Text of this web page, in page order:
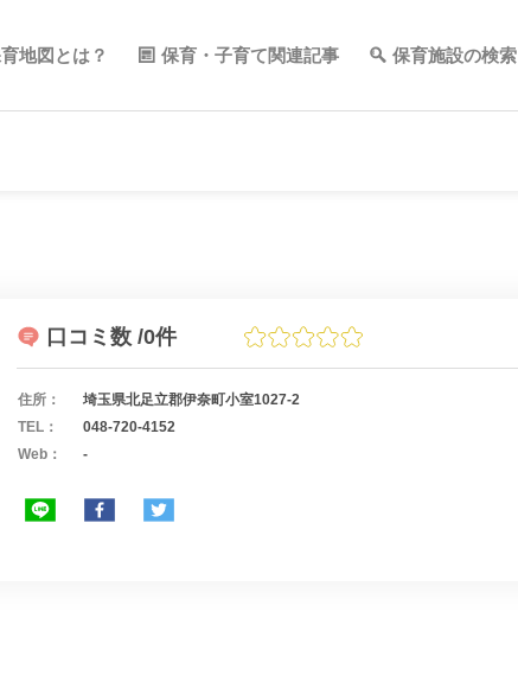
地図とは？ 保育・子育て関連記事 保育施設の検索
口コミ数 /0件
住所：
埼玉県北足立郡伊奈町小室1027-2
TEL：
048-720-4152
Web：
-